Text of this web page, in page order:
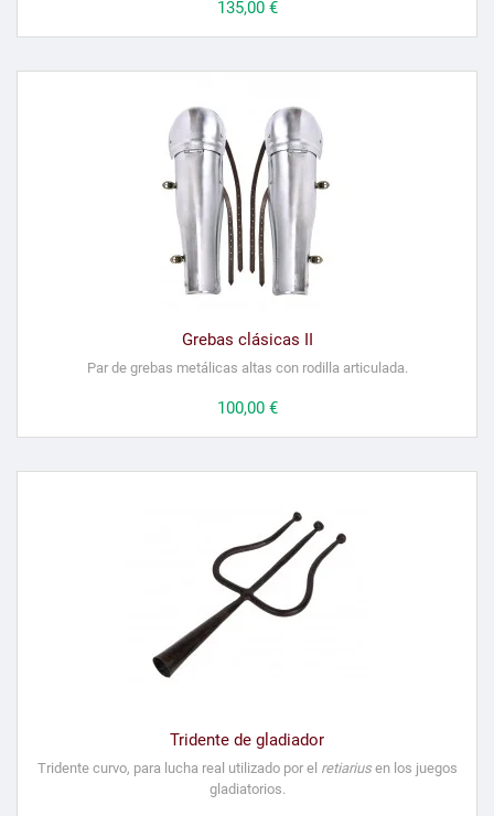
Precio
135,00 €
Grebas clásicas II
Par de grebas metálicas altas con rodilla articulada.
Precio
100,00 €
Tridente de gladiador
Tridente curvo, para lucha real utilizado por el retiariusen los juegos
gladiatorios.